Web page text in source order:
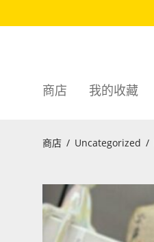
商店 我的收藏
商店 / Uncategorized /